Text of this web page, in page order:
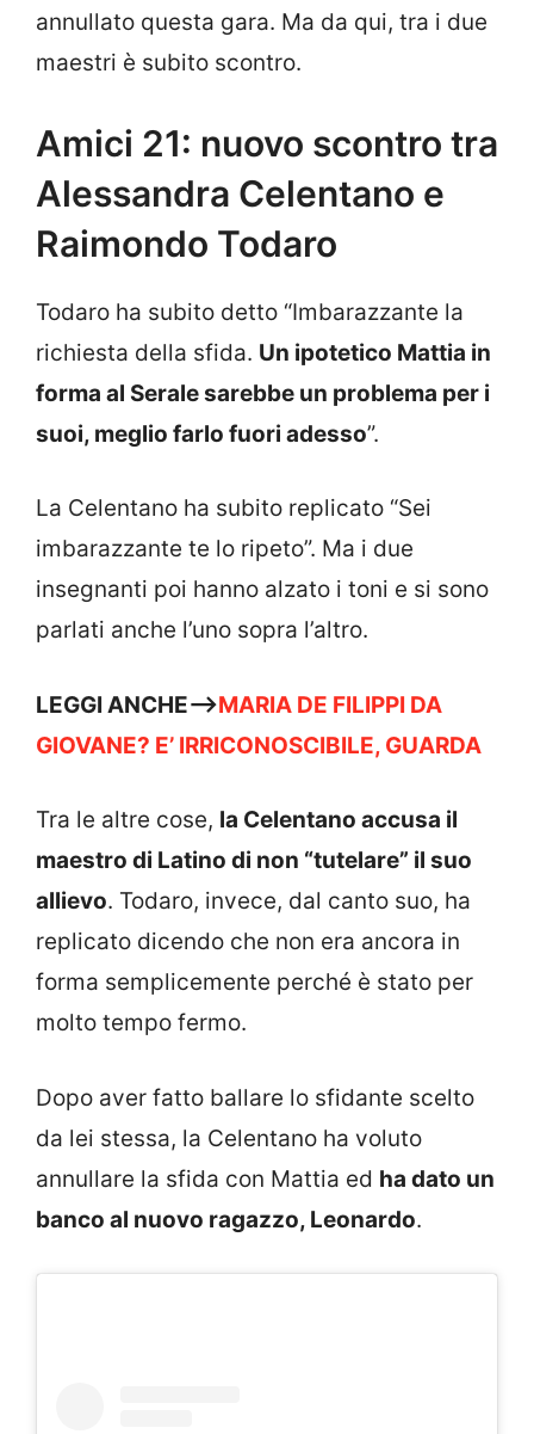
annullato questa gara. Ma da qui, tra i due
maestri è subito scontro.
Amici 21: nuovo scontro tra
Alessandra Celentano e
Raimondo Todaro
Todaro ha subito detto “Imbarazzante la
richiesta della sfida. Un ipotetico Mattia in
forma al Serale sarebbe un problema per i
suoi, meglio farlo fuori adesso”.
La Celentano ha subito replicato “Sei
imbarazzante te lo ripeto”. Ma i due
insegnanti poi hanno alzato i toni e si sono
parlati anche l’uno sopra l’altro.
LEGGI ANCHE—>MARIA DE FILIPPI DA
GIOVANE? E’ IRRICONOSCIBILE, GUARDA
Tra le altre cose, la Celentano accusa il
maestro di Latino di non “tutelare” il suo
allievo. Todaro, invece, dal canto suo, ha
replicato dicendo che non era ancora in
forma semplicemente perché è stato per
molto tempo fermo.
Dopo aver fatto ballare lo sfidante scelto
da lei stessa, la Celentano ha voluto
annullare la sfida con Mattia ed ha dato un
banco al nuovo ragazzo, Leonardo.